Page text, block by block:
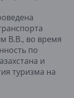
В.В., во время
по
и
туризма на